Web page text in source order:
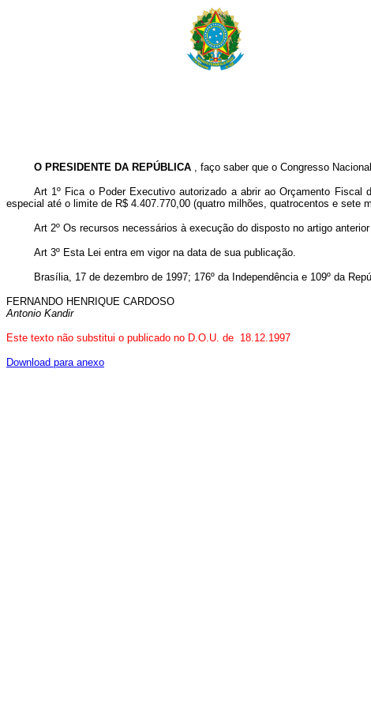
O PRESIDENTE DA REPÚBLICA , faço saber que o Congresso
Art 1º Fica o Poder Executivo autorizado a abrir ao Orçamento Fiscal
especial até o limite de R$ 4.407.770,00 (quatro milhões, quatrocentos e
Art 2º Os recursos necessários à execução do disposto no artigo
Art 3º Esta Lei entra em vigor na data de sua publicação.
Brasília, 17 de dezembro de 1997; 176º da Independência e 109º da
FERNANDO HENRIQUE CARDOSO
Antonio Kandir
Este texto não substitui o publicado no D.O.U. de 18.12.1997
Download para anexo